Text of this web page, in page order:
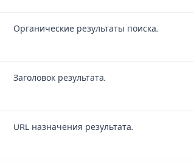
Органические результаты поиска.
Заголовок результата.
URL назначения результата.